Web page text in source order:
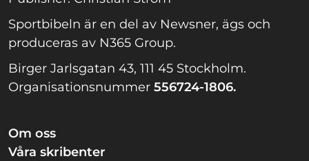
Sportbibeln är en del av Newsner, ägs och
produceras av N365 Group.
Birger Jarlsgatan 43, 111 45 Stockholm.
Organisationsnummer 556724-1806.
Om oss
Våra skribenter